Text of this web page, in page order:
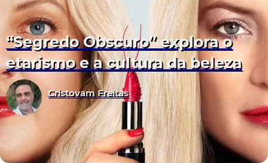
“Segredo Obscuro” explora o
etarismo e a cultura da beleza
Cristovam Freitas